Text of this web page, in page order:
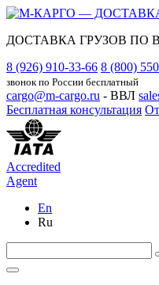
ДОСТАВКА ГРУЗОВ ПО
8 (926) 910-33-66 8 (800)
звонок по России бесплатный
cargo@m-cargo.ru - ВВЛ
Бесплатная консультация
Accredited
Agent
En
Ru